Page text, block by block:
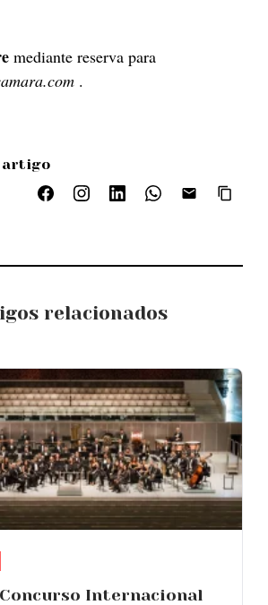
mediante reserva para
.
artigo
relacionados
Concurso Internacional